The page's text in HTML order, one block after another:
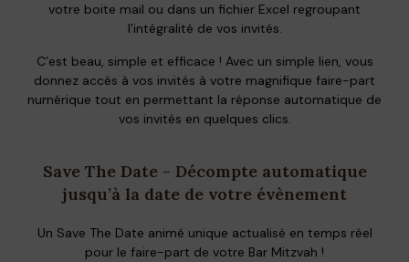
votre boite mail ou dans un fichier Excel regroupant
l’intégralité de vos invités.
C’est beau, simple et efficace ! Avec un simple lien, vous
donnez accès à vos invités à votre magnifique faire-part
numérique tout en permettant la réponse automatique de
vos invités en quelques clics.
Save The Date - Décompte automatique
jusqu’à la date de votre évènement
Un Save The Date animé unique actualisé en temps réel
pour le faire-part de votre Bar Mitzvah !